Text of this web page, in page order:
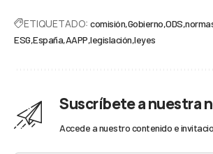
ETIQUETADO: comisión Gobierno ODS
ESG España AAPP legislación leyes
Suscríbete a nuestra
Accede a nuestro contenido e